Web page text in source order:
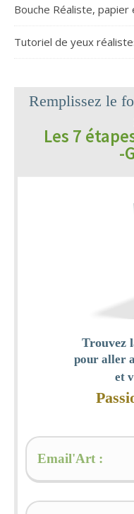
Bouche Réaliste,
Tutoriel de yeux
Remplissez le
Les 7
-
Trouvez
pour aller
et